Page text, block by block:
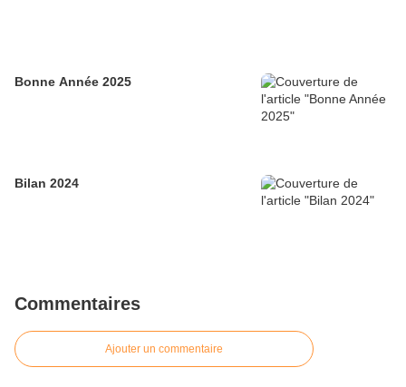
Bonne Année 2025
Bilan 2024
Commentaires
Ajouter un commentaire